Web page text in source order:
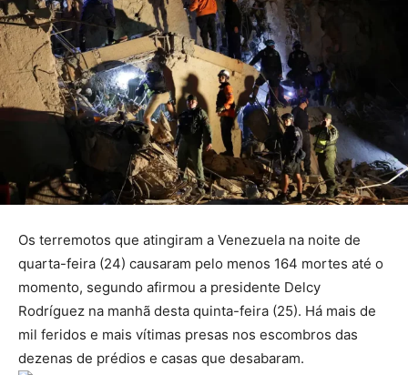
Os terremotos que atingiram a Venezuela na noite de
quarta-feira (24) causaram pelo menos 164 mortes até o
momento, segundo afirmou a presidente Delcy
Rodríguez na manhã desta quinta-feira (25). Há mais de
mil feridos e mais vítimas presas nos escombros das
dezenas de prédios e casas que desabaram.